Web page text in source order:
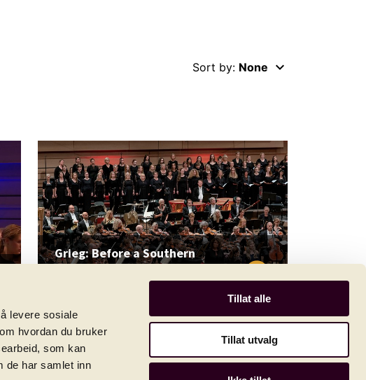
levere sosiale
hvordan du bruker
som kan
de har samlet inn
Tillat alle
Tillat utvalg
Sort by: None keyboard_arrow_down
Grieg: Before a Southern
play_circle_filled